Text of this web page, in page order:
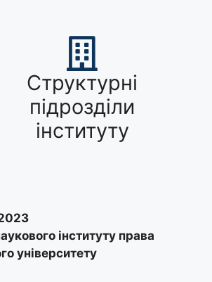
Структурні
підрозділи
інституту
інституту права
університету